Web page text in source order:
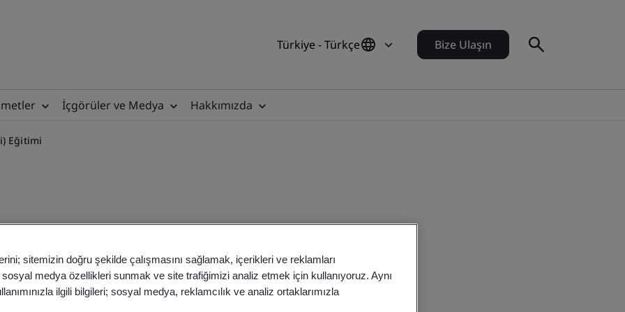
Türkiye - Türkçe Bize Ulaşın
İçgörüler ve Medya Hakkımızda
Eğitimi
Onay Prosesi) Eğitimi
sitemizin doğru şekilde çalışmasını sağlamak, içerikleri ve reklamları
medya özellikleri sunmak ve site trafiğimizi analiz etmek için kullanıyoruz. Aynı
ilgili bilgileri; sosyal medya, reklamcılık ve analiz ortaklarımızla